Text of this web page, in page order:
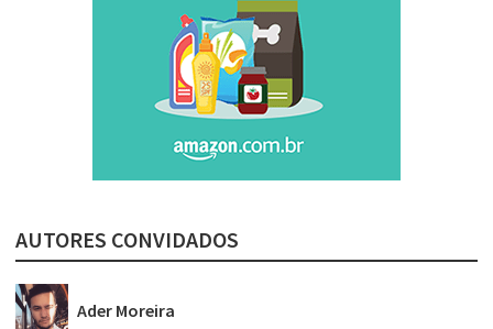
AUTORES CONVIDADOS
Ader Moreira